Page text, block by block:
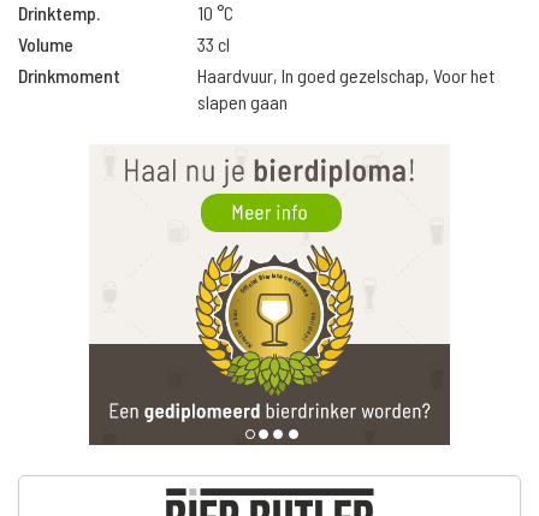
Drinktemp.
10 °C
Volume
33 cl
Drinkmoment
Haardvuur, In goed gezelschap, Voor het
slapen gaan